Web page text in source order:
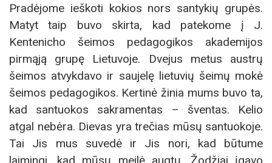
Pradėjome ieškoti kokios nors santykių grupės.
Matyt taip buvo skirta, kad patekome į J.
Kentenicho šeimos pedagogikos akademijos
pirmąją grupę Lietuvoje. Dvejus metus austrų
šeimos atvykdavo ir saujelę lietuvių šeimų mokė
šeimos pedagogikos. Kertinė žinia mums buvo ta,
kad santuokos sakramentas – šventas. Kelio
atgal nebėra. Dievas yra trečias mūsų santuokoje.
Tai Jis mus suvedė ir Jis nori, kad būtume
laimingi, kad mūsų meilė augtų. Žodžiai įgavo